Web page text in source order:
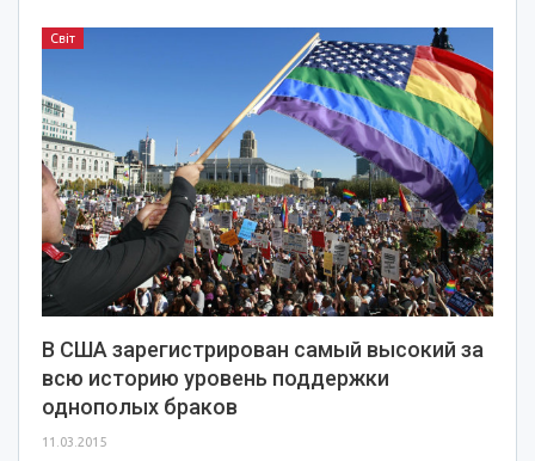
Світ
В США зарегистрирован самый высокий за
всю историю уровень поддержки
однополых браков
11.03.2015